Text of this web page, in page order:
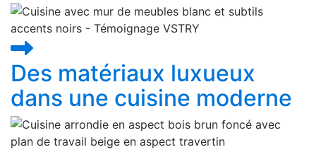
Des matériaux luxueux
dans une cuisine moderne